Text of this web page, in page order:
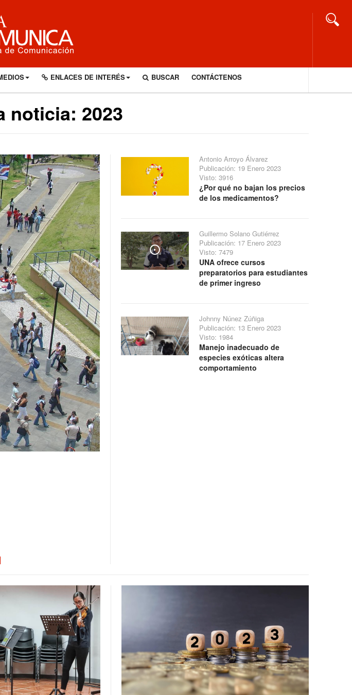
ENLACES DE INTERÉS BUSCAR CONTÁCTENOS
noticia: 2023
Antonio Arroyo Álvarez
Publicación: 19 Enero 2023
Visto: 3916
¿Por qué no bajan los precios
de los medicamentos?
Play
Guillermo Solano Gutiérrez
Publicación: 17 Enero 2023
Visto: 7479
UNA ofrece cursos
preparatorios para estudiantes
de primer ingreso
Johnny Núnez Zúñiga
Publicación: 13 Enero 2023
Visto: 1984
Manejo inadecuado de
especies exóticas altera
comportamiento